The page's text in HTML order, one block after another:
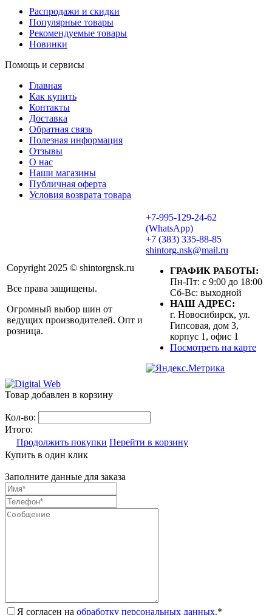
Распродажи и скидки
Популярные товары
Рекомендуемые товары
Новинки
Помощь и сервисы
Главная
Как купить
Контакты
Доставка
Обратная связь
Полезная информация
Отзывы
О нас
Наши магазины
Публичная оферта
Условия возврата товара
Copyright 2025 © shintorgnsk.ru
Все права защищены.
Огромный выбор шин от
ведущих производителей. Опт и
розница.
+7-995-129-24-62
(WhatsApp)
+7 (383) 335-88-85
shintorg.nsk@mail.ru
ГРАФИК РАБОТЫ:
Пн-Пт: с 9:00 до 18:00
Сб-Вс: выходной
НАШ АДРЕС:
г. Новосибирск, ул.
Гипсовая, дом 3,
корпус 1, офис 1
Посмотреть на карте
Товар добавлен в корзину
Кол-во:
Итого:
Продолжить покупки Перейти в корзину
Купить в один клик
Заполните данные для заказа
Я согласен на обработку персональных данных.*